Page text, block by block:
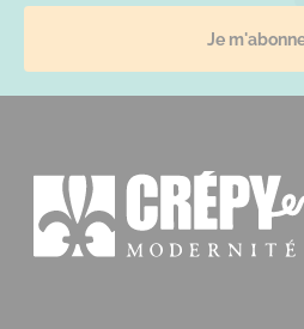
Je